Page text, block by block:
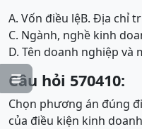

A. Vốn điều lệB. Địa chỉ
C. Ngành, nghề kinh
D. Tên doanh nghiệp và
Câu hỏi 570410:
Chọn phương án đúng
của điều kiện kinh